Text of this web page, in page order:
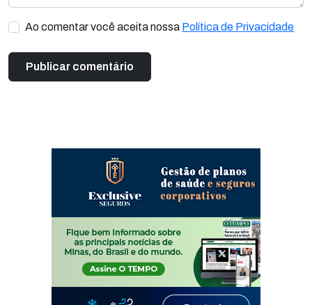
Ao comentar você aceita nossa Política de Privacidade